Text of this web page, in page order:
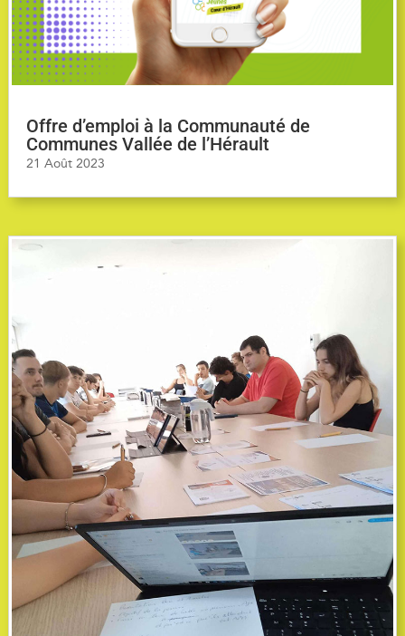
Offre d’emploi à la Communauté de
Communes Vallée de l’Hérault
21 Août 2023